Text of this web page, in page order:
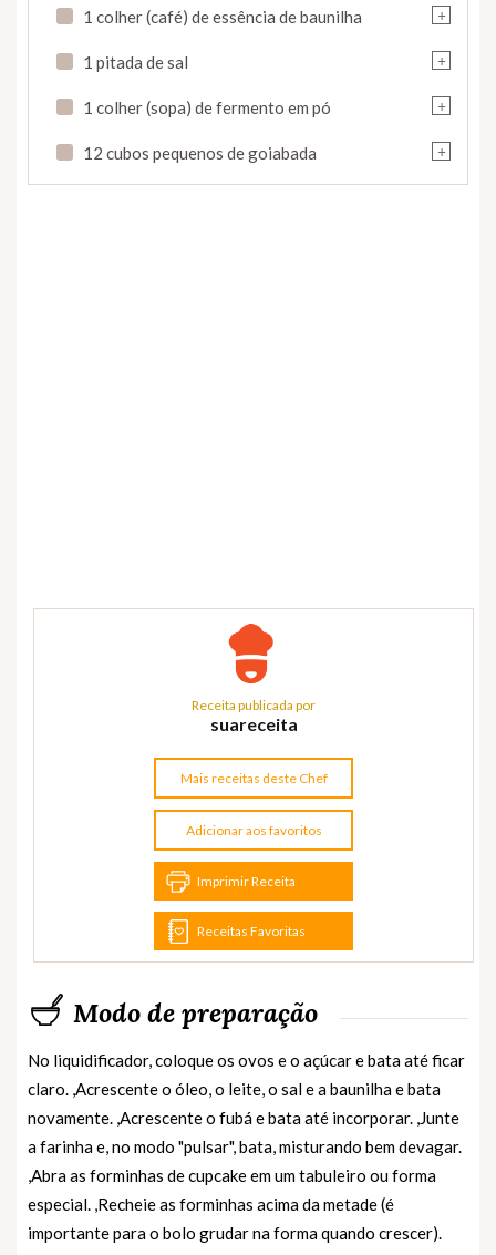
+
1 colher (café) de essência de baunilha
+
1 pitada de sal
+
1 colher (sopa) de fermento em pó
+
12 cubos pequenos de goiabada
Receita publicada por
suareceita
Mais receitas deste Chef
Adicionar aos favoritos
Imprimir Receita
Receitas Favoritas
Modo de preparação
No liquidificador, coloque os ovos e o açúcar e bata até ficar
claro. ,Acrescente o óleo, o leite, o sal e a baunilha e bata
novamente. ,Acrescente o fubá e bata até incorporar. ,Junte
a farinha e, no modo "pulsar", bata, misturando bem devagar.
,Abra as forminhas de cupcake em um tabuleiro ou forma
especial. ,Recheie as forminhas acima da metade (é
importante para o bolo grudar na forma quando crescer).